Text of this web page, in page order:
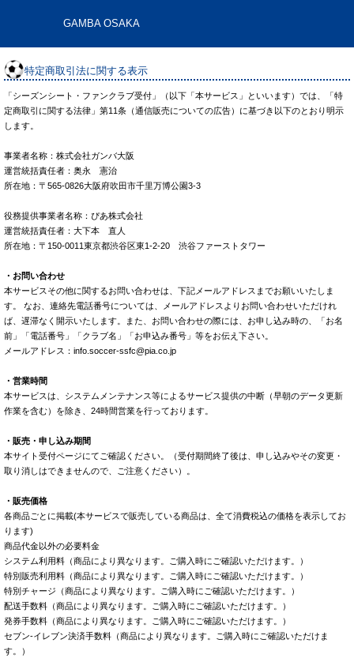
GAMBA OSAKA
特定商取引法に関する表示
「シーズンシート・ファンクラブ受付」（以下「本サービス」といいます）では、「特
定商取引に関する法律」第11条（通信販売についての広告）に基づき以下のとおり明示
します。
事業者名称：株式会社ガンバ大阪
運営統括責任者：奥永 憲治
所在地：〒565-0826大阪府吹田市千里万博公園3-3
役務提供事業者名称：ぴあ株式会社
運営統括責任者：大下本 直人
所在地：〒150-0011東京都渋谷区東1-2-20 渋谷ファーストタワー
・お問い合わせ
本サービスその他に関するお問い合わせは、下記メールアドレスまでお願いいたしま
す。 なお、連絡先電話番号については、メールアドレスよりお問い合わせいただけれ
ば、遅滞なく開示いたします。また、お問い合わせの際には、お申し込み時の、「お名
前」「電話番号」「クラブ名」「お申込み番号」等をお伝え下さい。
メールアドレス：info.soccer-ssfc@pia.co.jp
・営業時間
本サービスは、システムメンテナンス等によるサービス提供の中断（早朝のデータ更新
作業を含む）を除き、24時間営業を行っております。
・販売・申し込み期間
本サイト受付ページにてご確認ください。（受付期間終了後は、申し込みやその変更・
取り消しはできませんので、ご注意ください）。
・販売価格
各商品ごとに掲載(本サービスで販売している商品は、全て消費税込の価格を表示してお
ります)
商品代金以外の必要料金
システム利用料（商品により異なります。ご購入時にご確認いただけます。）
特別販売利用料（商品により異なります。ご購入時にご確認いただけます。）
特別チャージ（商品により異なります。ご購入時にご確認いただけます。）
配送手数料（商品により異なります。ご購入時にご確認いただけます。）
発券手数料（商品により異なります。ご購入時にご確認いただけます。）
セブン-イレブン決済手数料（商品により異なります。ご購入時にご確認いただけま
す。）